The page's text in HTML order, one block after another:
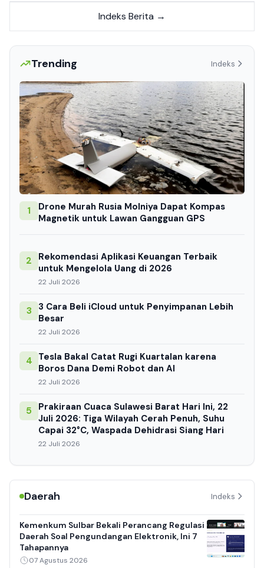
Indeks Berita →
Trending Indeks
1
Drone Murah Rusia Molniya Dapat Kompas
Magnetik untuk Lawan Gangguan GPS
2
Rekomendasi Aplikasi Keuangan Terbaik
untuk Mengelola Uang di 2026
22 Juli 2026
3
3 Cara Beli iCloud untuk Penyimpanan Lebih
Besar
22 Juli 2026
4 Tesla Bakal Catat Rugi Kuartalan karena
Boros Dana Demi Robot dan AI
22 Juli 2026
5
Prakiraan Cuaca Sulawesi Barat Hari Ini, 22
Juli 2026: Tiga Wilayah Cerah Penuh, Suhu
Capai 32°C, Waspada Dehidrasi Siang Hari
22 Juli 2026
Daerah Indeks
Kemenkum Sulbar Bekali Perancang Regulasi
Daerah Soal Pengundangan Elektronik, Ini 7
Tahapannya
07 Agustus 2026